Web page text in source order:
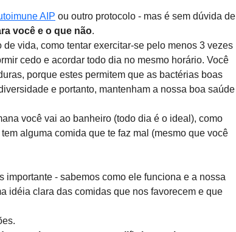
AIP ou outro protocolo - mas é sem dúvida de
você e o que não.
vida, como tentar exercitar-se pelo menos 3 vezes
cedo e acordar todo dia no mesmo horário. Você
porque estes permitem que as bactérias boas
e portanto, mantenham a nossa boa saúde
você vai ao banheiro (todo dia é o ideal), como
alguma comida que te faz mal (mesmo que você
- sabemos como ele funciona e a nossa
idéia clara das comidas que nos favorecem e que